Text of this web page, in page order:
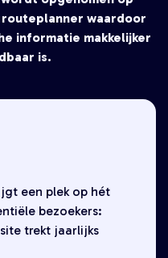
waardoor
informatie makkelijker
is.
een plek op hét
bezoekers:
trekt jaarlijks